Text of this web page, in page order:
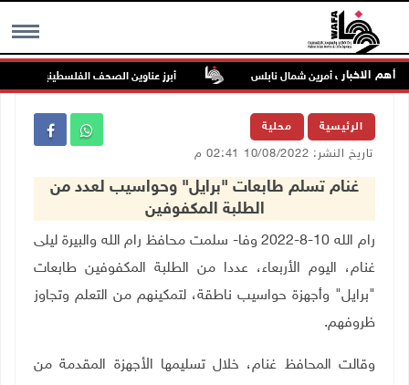
MENU أهم الاخبار
من بيت أمرين شمال نابلس أبرز عناوين الصحف الفلسطينية
الرئيسية محلية
تاريخ النشر: 10/08/2022 02:41 م
غنام تسلم طابعات "برايل" وحواسيب لعدد من
الطلبة المكفوفين
رام الله 10-8-2022 وفا- سلمت محافظ رام الله والبيرة ليلى
غنام، اليوم الأربعاء، عددا من الطلبة المكفوفين طابعات
"برايل" وأجهزة حواسيب ناطقة، لتمكينهم من التعلم وتجاوز
ظروفهم.
وقالت المحافظ غنام، خلال تسليمها الأجهزة المقدمة من